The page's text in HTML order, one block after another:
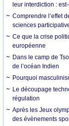
leur interdiction :
Comprendre l’effet
sciences
Ce que la crise
européenne
Dans le camp de
de l’océan Indien
Pourquoi
Le découpage
régulation
Après les Jeux
des évènements